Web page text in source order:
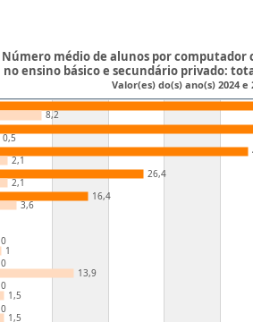
26,4
16,4
0
0
0
0
8,2
0,5
2,1
2,1
3,6
1
13,9
1,5
1,5
Número médio de alunos por
no ensino básico e secundário privado:
Valor(es) do(s) ano(s) 2024 e